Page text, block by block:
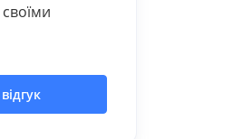
своїми